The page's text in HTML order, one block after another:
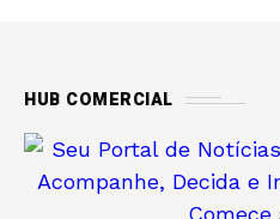
HUB COMERCIAL